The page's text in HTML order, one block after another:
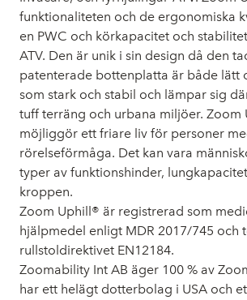
funktionaliteten och de ergonomiska
en PWC och körkapacitet och
ATV. Den är unik i sin design då den
patenterade bottenplatta är både lätt
som stark och stabil och lämpar sig
tuff terräng och urbana miljöer. Zoom
möjliggör ett friare liv för personer
rörelseförmåga. Det kan vara
typer av funktionshinder,
kroppen.
Zoom Uphill® är registrerad som
hjälpmedel enligt MDR 2017/745 och
rullstoldirektivet EN12184.
Zoomability Int AB äger 100 % av
har ett helägt dotterbolag i USA och